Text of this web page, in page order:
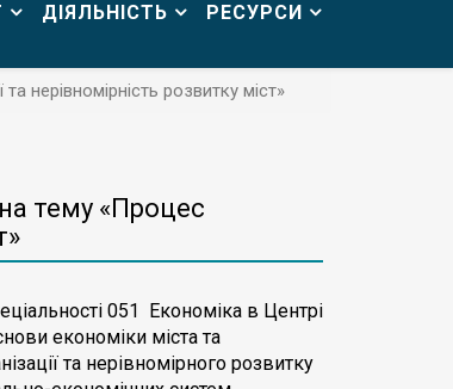
ДІЯЛЬНІСТЬ РЕСУРСИ
нерівномірність розвитку міст»
тему «Процес
051 Економіка в Центрі
економіки міста та
та нерівномірного розвитку